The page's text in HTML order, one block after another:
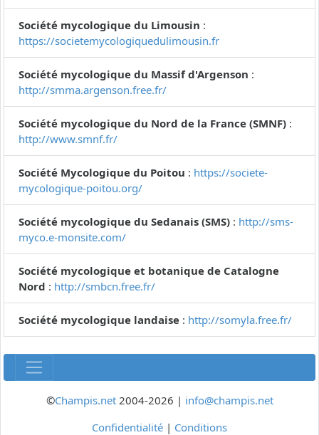
Société mycologique du Limousin :
https://societemycologiquedulimousin.fr
Société mycologique du Massif d'Argenson :
http://smma.argenson.free.fr/
Société mycologique du Nord de la France (SMNF) :
http://www.smnf.fr/
Société Mycologique du Poitou : https://societe-
mycologique-poitou.org/
Société mycologique du Sedanais (SMS) : http://sms-
myco.e-monsite.com/
Société mycologique et botanique de Catalogne
Nord : http://smbcn.free.fr/
Société mycologique landaise : http://somyla.free.fr/
©Champis.net2004-2026 | info@champis.net
Confidentialité | Conditions